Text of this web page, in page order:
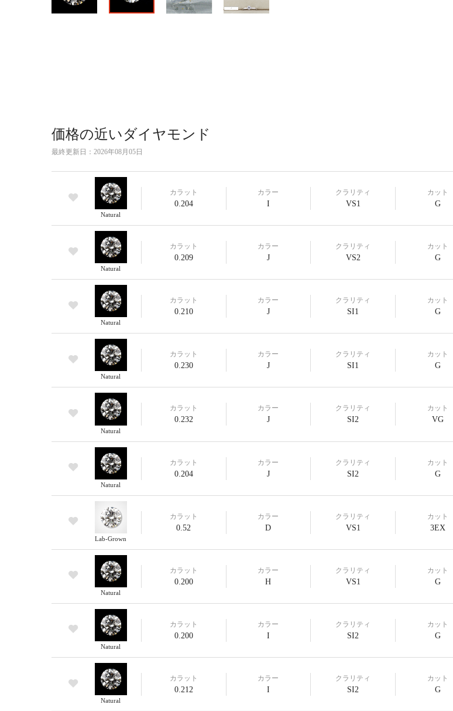
価格の近いダイヤモンド
最終更新日： 2026年08月05日
Natural
カラット
0.204
カラー
I
クラリティ
VS1
カット
G
Natural
カラット
0.209
カラー
J
クラリティ
VS2
カット
G
Natural
カラット
0.210
カラー
J
クラリティ
SI1
カット
G
Natural
カラット
0.230
カラー
J
クラリティ
SI1
カット
G
Natural
カラット
0.232
カラー
J
クラリティ
SI2
カット
VG
Natural
カラット
0.204
カラー
J
クラリティ
SI2
カット
G
Lab-Grown
カラット
0.52
カラー
D
クラリティ
VS1
カット
3EX
Natural
カラット
0.200
カラー
H
クラリティ
VS1
カット
G
Natural
カラット
0.200
カラー
I
クラリティ
SI2
カット
G
Natural
カラット
0.212
カラー
I
クラリティ
SI2
カット
G